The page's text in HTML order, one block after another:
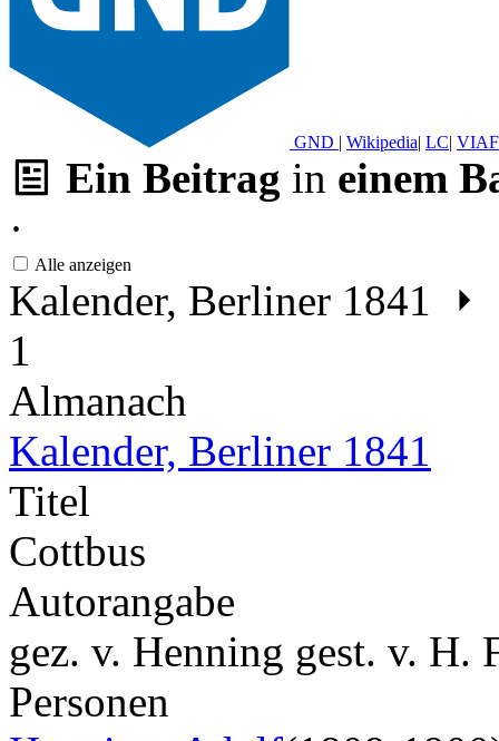
GND | Wikipedia| LC| VIAF
Ein Beitrag in einem
·
Alle anzeigen
Kalender, Berliner 1841
1
Almanach
Kalender, Berliner 1841
Titel
Cottbus
Autorangabe
gez. v. Henning gest. v. H.
Personen